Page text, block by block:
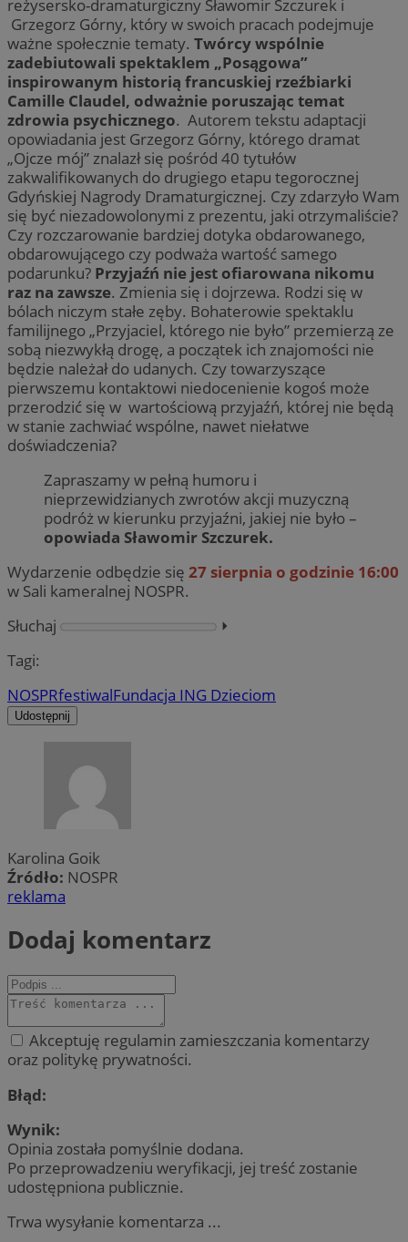
reżysersko-dramaturgiczny Sławomir Szczurek i
Grzegorz Górny, który w swoich pracach podejmuje
ważne społecznie tematy. Twórcy wspólnie
zadebiutowali spektaklem „Posągowa”
inspirowanym historią francuskiej rzeźbiarki
Camille Claudel, odważnie poruszając temat
zdrowia psychicznego. Autorem tekstu adaptacji
opowiadania jest Grzegorz Górny, którego dramat
„Ojcze mój” znalazł się pośród 40 tytułów
zakwalifikowanych do drugiego etapu tegorocznej
Gdyńskiej Nagrody Dramaturgicznej. Czy zdarzyło Wam
się być niezadowolonymi z prezentu, jaki otrzymaliście?
Czy rozczarowanie bardziej dotyka obdarowanego,
obdarowującego czy podważa wartość samego
podarunku? Przyjaźń nie jest ofiarowana nikomu
raz na zawsze. Zmienia się i dojrzewa. Rodzi się w
bólach niczym stałe zęby. Bohaterowie spektaklu
familijnego „Przyjaciel, którego nie było” przemierzą ze
sobą niezwykłą drogę, a początek ich znajomości nie
będzie należał do udanych. Czy towarzyszące
pierwszemu kontaktowi niedocenienie kogoś może
przerodzić się w wartościową przyjaźń, której nie będą
w stanie zachwiać wspólne, nawet niełatwe
doświadczenia?
Zapraszamy w pełną humoru i
nieprzewidzianych zwrotów akcji muzyczną
podróż w kierunku przyjaźni, jakiej nie było –
opowiada Sławomir Szczurek.
Wydarzenie odbędzie się 27 sierpnia o godzinie 16:00
w Sali kameralnej NOSPR.
Słuchaj
⏵︎
Tagi:
NOSPRfestiwalFundacja ING Dzieciom
Udostępnij
Karolina Goik
Źródło: NOSPR
reklama
Dodaj komentarz
Akceptuję regulamin zamieszczania komentarzy
oraz politykę prywatności.
Błąd:
Wynik:
Opinia została pomyślnie dodana.
Po przeprowadzeniu weryfikacji, jej treść zostanie
udostępniona publicznie.
Trwa wysyłanie komentarza ...